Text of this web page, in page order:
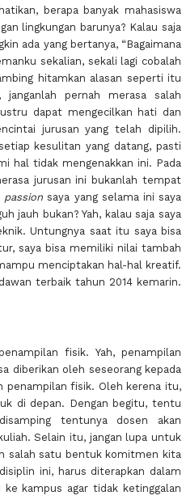
berapa banyak mahasiswa
lingkungan barunya? Kalau saja
ada yang bertanya, “Bagaimana
sekalian, sekali lagi cobalah
hitamkan alasan seperti itu
pernah merasa salah
dapat mengecilkan hati dan
jurusan yang telah dipilih.
kesulitan yang datang, pasti
hal tidak mengenakkan ini. Pada
jurusan ini bukanlah tempat
passion saya yang selama ini saya
jauh bukan? Yah, kalau saja saya
Untungnya saat itu saya bisa
saya bisa memiliki nilai tambah
menciptakan hal-hal kreatif.
terbaik tahun 2014 kemarin.
fisik. Yah, penampilan
diberikan oleh seseorang kepada
penampilan fisik. Oleh kerena itu,
di depan. Dengan begitu, tentu
tentunya dosen akan
Selain itu, jangan lupa untuk
salah satu bentuk komitmen kita
ini, harus diterapkan dalam
kampus agar tidak ketinggalan